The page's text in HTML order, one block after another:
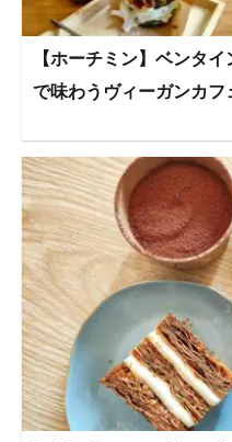
【ホーチミン】ベンタ
で味わうヴィーガンカフ